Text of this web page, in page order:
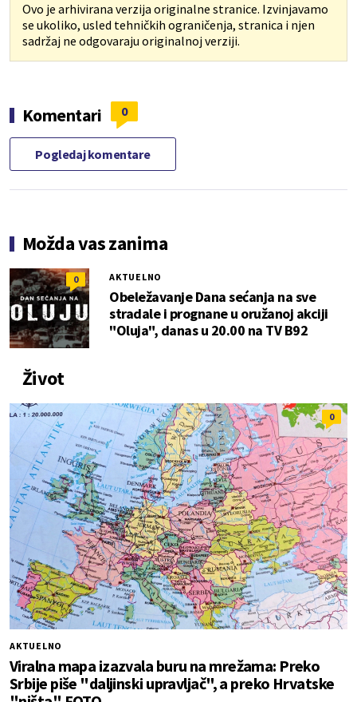
Ovo je arhivirana verzija originalne stranice. Izvinjavamo
se ukoliko, usled tehničkih ograničenja, stranica i njen
sadržaj ne odgovaraju originalnoj verziji.
Komentari 0
Pogledaj komentare
Možda vas zanima
0 AKTUELNO
Obeležavanje Dana sećanja na sve
stradale i prognane u oružanoj akciji
"Oluja", danas u 20.00 na TV B92
Život
0
AKTUELNO
Viralna mapa izazvala buru na mrežama: Preko
Srbije piše "daljinski upravljač", a preko Hrvatske